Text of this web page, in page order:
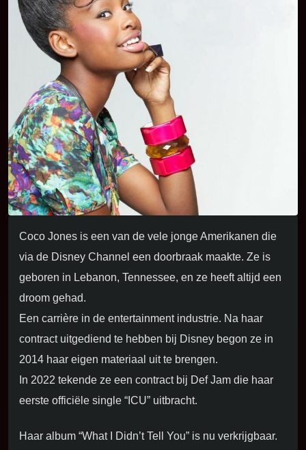
Coco Jones is een van de vele jonge Amerikanen die
via de Disney Channel een doorbraak maakte. Ze is
geboren in Lebanon, Tennessee, en ze heeft altijd een
droom gehad.
Een carrière in de entertainment industrie. Na haar
contract uitgediend te hebben bij Disney begon ze in
2014 haar eigen materiaal uit te brengen.
In 2022 tekende ze een contract bij Def Jam die haar
eerste officiële single “ICU” uitbracht.
Haar album “What I Didn’t Tell You” is nu verkrijgbaar.